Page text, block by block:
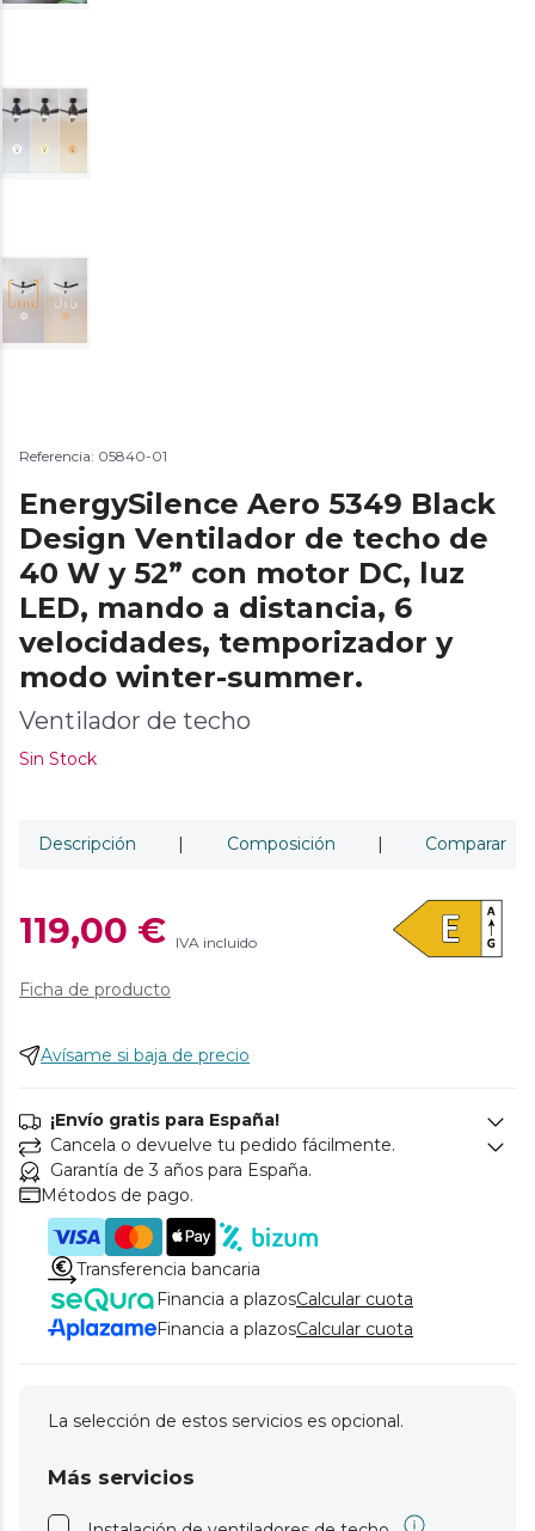
Referencia: 05840-01
EnergySilence Aero 5349 Black
Design Ventilador de techo de
40 W y 52” con motor DC, luz
LED, mando a distancia, 6
velocidades, temporizador y
modo winter-summer.
Ventilador de techo
Sin Stock
Descripción | Composición | Comparar
119,00 € IVA incluido
Ficha de producto
Avísame si baja de precio
¡Envío gratis para España!
Cancela o devuelve tu pedido fácilmente.
Garantía de 3 años para España.
Métodos de pago.
Transferencia bancaria
Financia a plazosCalcular cuota
Financia a plazosCalcular cuota
La selección de estos servicios es opcional.
Más servicios